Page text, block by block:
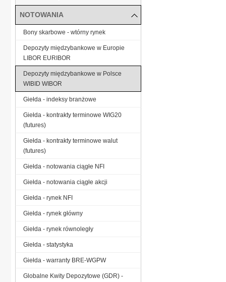
NOTOWANIA
Bony skarbowe - wtórny rynek
Depozyty międzybankowe w Europie
LIBOR EURIBOR
Depozyty międzybankowe w Polsce
WIBID WIBOR
Giełda - indeksy branżowe
Giełda - kontrakty terminowe WIG20
(futures)
Giełda - kontrakty terminowe walut
(futures)
Giełda - notowania ciągłe NFI
Giełda - notowania ciągłe akcji
Giełda - rynek NFI
Giełda - rynek główny
Giełda - rynek równoległy
Giełda - statystyka
Giełda - warranty BRE-WGPW
Globalne Kwity Depozytowe (GDR) -